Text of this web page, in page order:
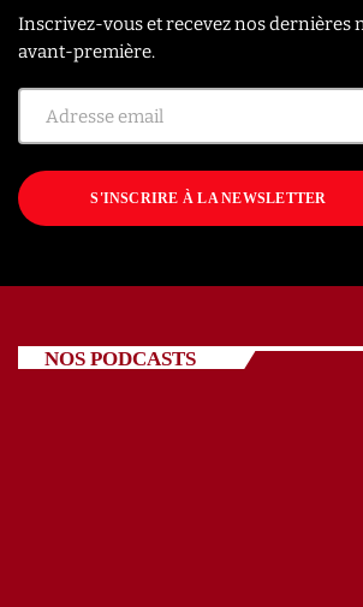
Inscrivez-vous et recevez nos dernières
avant-première.
S'INSCRIRE À LA NEWSLETTER
NOS PODCASTS